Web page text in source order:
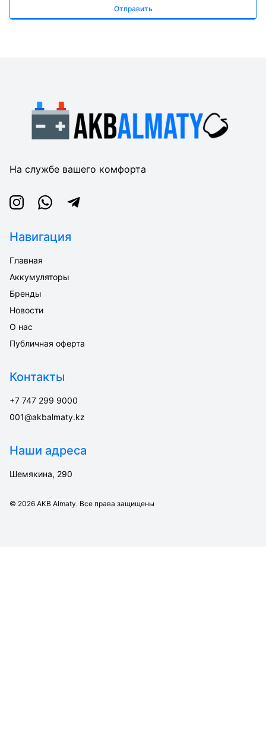
Отправить
На службе вашего комфорта
InstagramWhatsappTelegram
Навигация
Главная
Аккумуляторы
Бренды
Новости
О нас
Публичная оферта
Контакты
+7 747 299 9000
001@akbalmaty.kz
Наши адреса
Шемякина, 290
© 2026 AKB Almaty. Все права защищены